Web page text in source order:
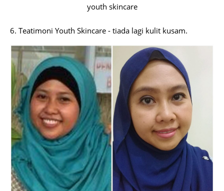
youth skincare
6. Teatimoni Youth Skincare - tiada lagi kulit kusam.